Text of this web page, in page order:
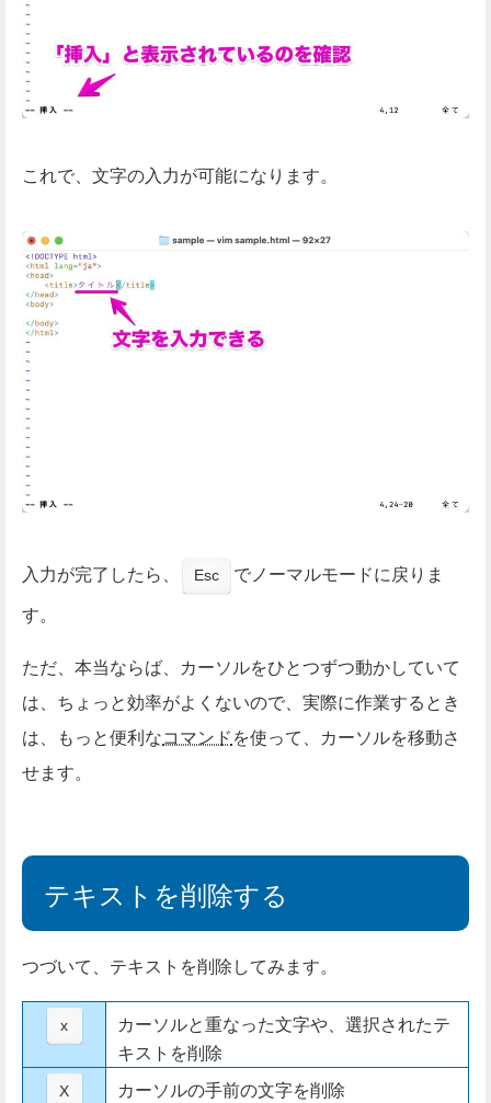
これで、文字の入力が可能になります。
入力が完了したら、 Esc
でノーマルモードに戻りま
す。
ただ、本当ならば、カーソルをひとつずつ動かしていて
は、ちょっと効率がよくないので、実際に作業するとき
は、もっと便利なコマンドを使って、カーソルを移動さ
せます。
テキストを削除する
つづいて、テキストを削除してみます。
x
カーソルと重なった文字や、選択されたテ
キストを削除
X カーソルの手前の文字を削除